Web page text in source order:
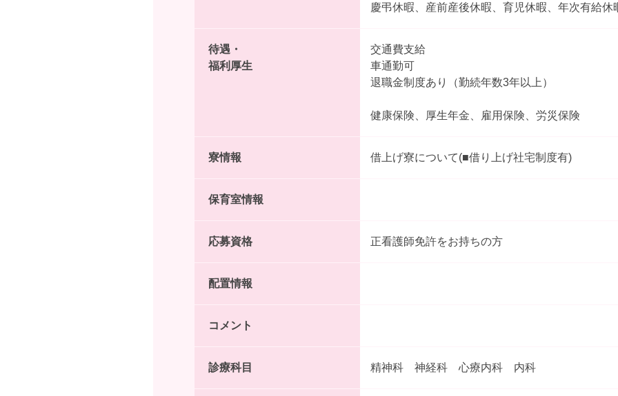
慶弔休暇、産前産後休暇、育児休暇、年次有給休
待遇・
福利厚生
交通費支給
車通勤可
退職金制度あり（勤続年数3年以上）
健康保険、厚生年金、雇用保険、労災保険
寮情報 借上げ寮について(■借り上げ社宅制度有)
保育室情報
応募資格 正看護師免許をお持ちの方
配置情報
コメント
診療科目 精神科 神経科 心療内科 内科